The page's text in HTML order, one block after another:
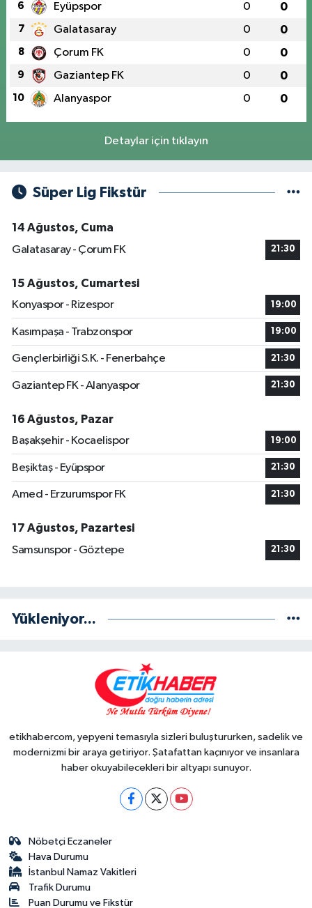
6 Eyüpspor 0 0
7 Galatasaray 0 0
8 Çorum FK 0 0
9 Gaziantep FK 0 0
10 Alanyaspor 0 0
Detaylar için tıklayın
Süper Lig Fikstür
14 Ağustos, Cuma
Galatasaray - Çorum FK
21:30
15 Ağustos, Cumartesi
Konyaspor - Rizespor
19:00
Kasımpaşa - Trabzonspor 19:00
Gençlerbirliği S.K. - Fenerbahçe 21:30
Gaziantep FK - Alanyaspor 21:30
16 Ağustos, Pazar
Başakşehir - Kocaelispor
19:00
Beşiktaş - Eyüpspor 21:30
Amed - Erzurumspor FK 21:30
17 Ağustos, Pazartesi
Samsunspor - Göztepe
21:30
Yükleniyor...
etikhabercom, yepyeni temasıyla sizleri buluştururken, sadelik ve
modernizmi bir araya getiriyor. Şatafattan kaçınıyor ve insanlara
haber okuyabilecekleri bir altyapı sunuyor.
Nöbetçi Eczaneler
Hava Durumu
İstanbul Namaz Vakitleri
Trafik Durumu
Puan Durumu ve Fikstür